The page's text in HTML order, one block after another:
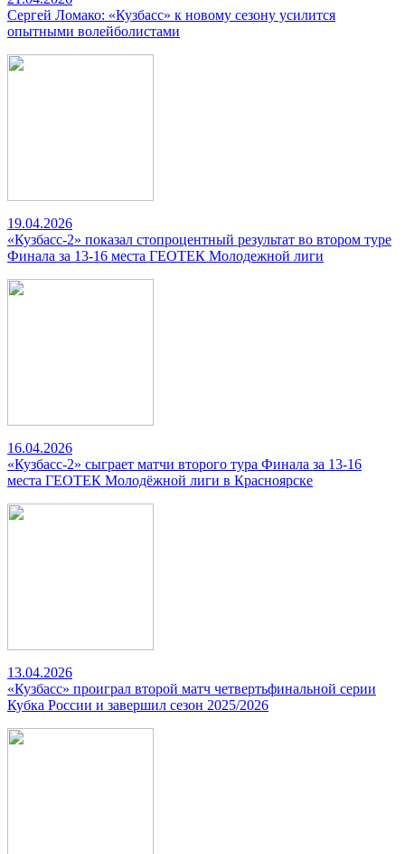
Сергей Ломако: «Кузбасс» к новому сезону усилится
опытными волейболистами
19.04.2026
«Кузбасс-2» показал стопроцентный результат во втором туре
Финала за 13-16 места ГЕОТЕК Молодежной лиги
16.04.2026
«Кузбасс-2» сыграет матчи второго тура Финала за 13-16
места ГЕОТЕК Молодёжной лиги в Красноярске
13.04.2026
«Кузбасс» проиграл второй матч четвертьфинальной серии
Кубка России и завершил сезон 2025/2026